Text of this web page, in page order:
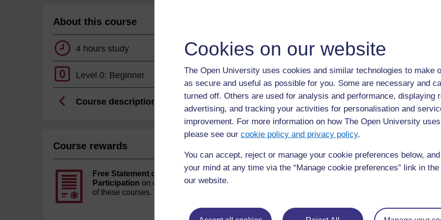
Cookies on our website
The Open University uses cookies and similar technologies to make
as secure and useful as possible for you. Some are necessary and
turned off. Others are used for analysis and performance, displaying
advertising, and tracking your activities for personalisation and
improvement. For more information on how The Open University
please see our cookie policy and privacy policy.
You can accept, reject or manage your cookie preferences below,
your mind at any time via the “Manage cookie preferences” link in
our website.
About this course
4 hours study
0 Level 0: Beginner
Course description
Course rewards
Free Statement of
Participation on completion
of these courses.
விழிப்புணர்வைப்
அதே கருத்துக் கணிப்பை மேற்கொண்டு, என்ன
Browse the glossary using this index
Search full text
Special C| D| H